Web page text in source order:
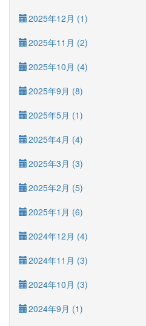
2025年12月 (1)
2025年11月 (2)
2025年10月 (4)
2025年9月 (8)
2025年5月 (1)
2025年4月 (4)
2025年3月 (3)
2025年2月 (5)
2025年1月 (6)
2024年12月 (4)
2024年11月 (3)
2024年10月 (3)
2024年9月 (1)